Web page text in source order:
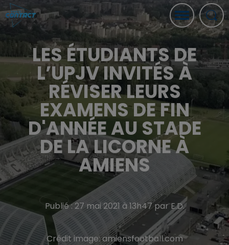
LES ÉTUDIANTS DE
L’UPJV INVITÉS À
RÉVISER LEURS
EXAMENS DE FIN
D'ANNÉE AU STADE
DE LA LICORNE À
AMIENS
Publié : 27 mai 2021 à 13h47 par E.D.
Crédit image:amiensfootball.com